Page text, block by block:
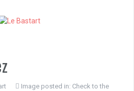
Image posted in: Check to the